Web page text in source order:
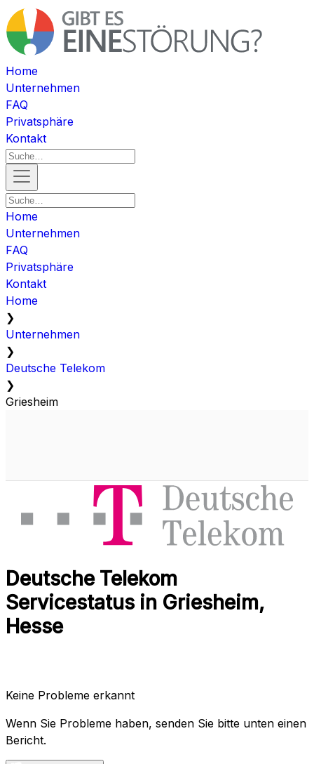
Home
Unternehmen
FAQ
Privatsphäre
Kontakt
Home
Unternehmen
FAQ
Privatsphäre
Kontakt
Home
❯
Unternehmen
❯
Deutsche Telekom
❯
Griesheim
Deutsche Telekom
Servicestatus in Griesheim,
Hesse
Keine Probleme erkannt
Wenn Sie Probleme haben, senden Sie bitte unten einen
Bericht.